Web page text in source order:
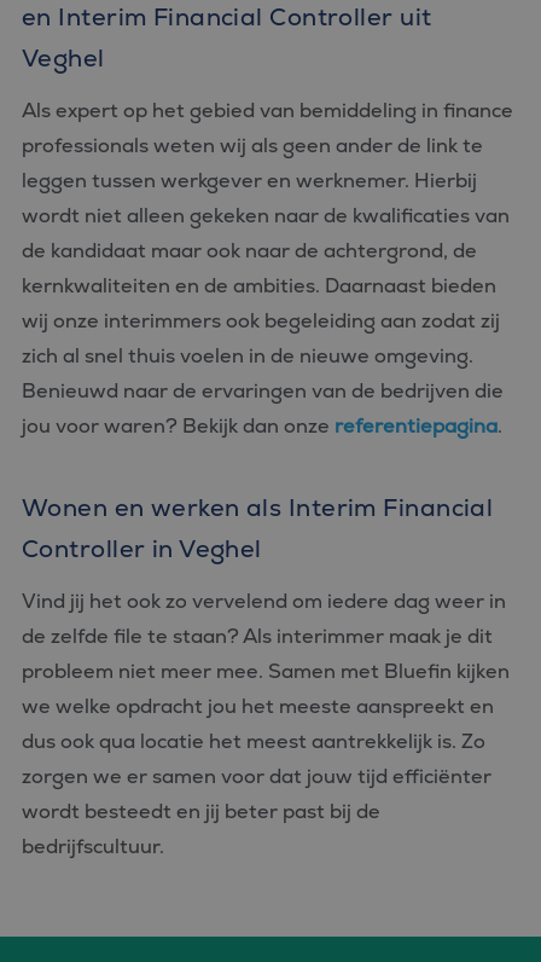
en Interim Financial Controller uit
Veghel
Als expert op het gebied van bemiddeling in finance
professionals weten wij als geen ander de link te
leggen tussen werkgever en werknemer. Hierbij
wordt niet alleen gekeken naar de kwalificaties van
de kandidaat maar ook naar de achtergrond, de
kernkwaliteiten en de ambities. Daarnaast bieden
wij onze interimmers ook begeleiding aan zodat zij
zich al snel thuis voelen in de nieuwe omgeving.
Benieuwd naar de ervaringen van de bedrijven die
jou voor waren? Bekijk dan onze referentiepagina.
Wonen en werken als Interim Financial
Controller in Veghel
Vind jij het ook zo vervelend om iedere dag weer in
de zelfde file te staan? Als interimmer maak je dit
probleem niet meer mee. Samen met Bluefin kijken
we welke opdracht jou het meeste aanspreekt en
dus ook qua locatie het meest aantrekkelijk is. Zo
zorgen we er samen voor dat jouw tijd efficiënter
wordt besteedt en jij beter past bij de
bedrijfscultuur.